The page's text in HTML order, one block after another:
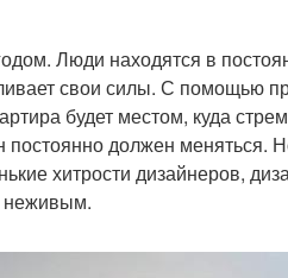
Люди находятся в
свои силы. С помощью
будет местом, куда
должен меняться.
хитрости дизайнеров,
неживым.